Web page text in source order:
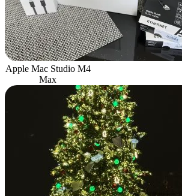
Apple Mac Studio M4
Max